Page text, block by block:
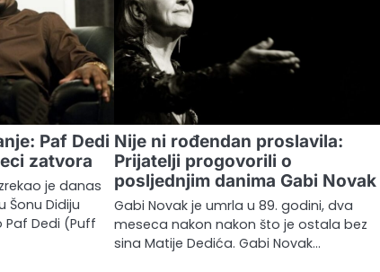
Paf Dedi
zatvora
je danas
Šonu Didiju
Dedi (Puff
Nije ni rođendan proslavila:
Prijatelji progovorili o
posljednjim danima Gabi Novak
Gabi Novak je umrla u 89. godini, dva
meseca nakon nakon što je ostala bez
sina Matije Dedića. Gabi Novak…